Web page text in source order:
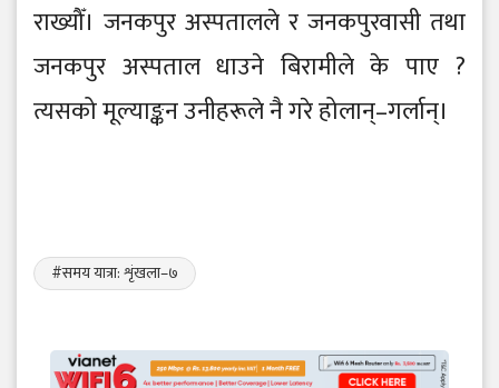
राख्यौँ। जनकपुर अस्पतालले र जनकपुरवासी तथा
जनकपुर अस्पताल धाउने बिरामीले के पाए ?
त्यसको मूल्याङ्कन उनीहरूले नै गरे होलान्–गर्लान्।
#समय यात्रा: शृंखला–७